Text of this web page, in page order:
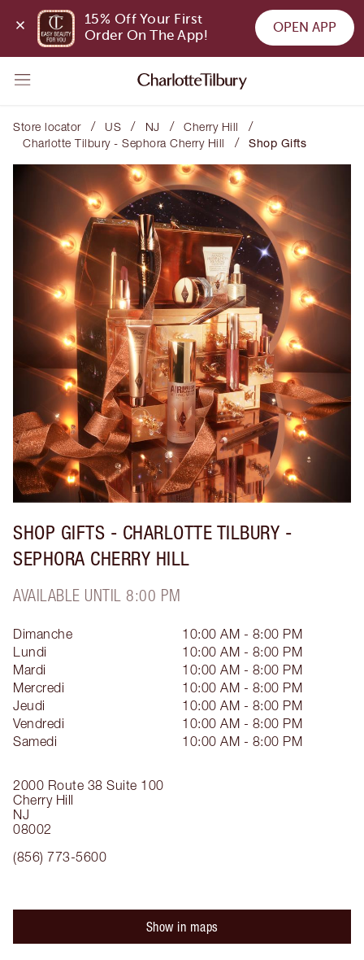
15% Off Your First
Order On The App!
OPEN APP
Store locator / US / NJ / Cherry Hill /
Charlotte Tilbury - Sephora Cherry Hill / Shop Gifts
SHOP GIFTS - CHARLOTTE TILBURY -
SEPHORA CHERRY HILL
AVAILABLE UNTIL 8:00 PM
2000 Route 38 Suite 100
Cherry Hill
NJ
08002
(856) 773-5600
Dimanche
10:00 AM - 8:00 PM
Lundi
10:00 AM - 8:00 PM
Mardi
10:00 AM - 8:00 PM
Mercredi
10:00 AM - 8:00 PM
Jeudi
10:00 AM - 8:00 PM
Vendredi
10:00 AM - 8:00 PM
Samedi
10:00 AM - 8:00 PM
Show in maps